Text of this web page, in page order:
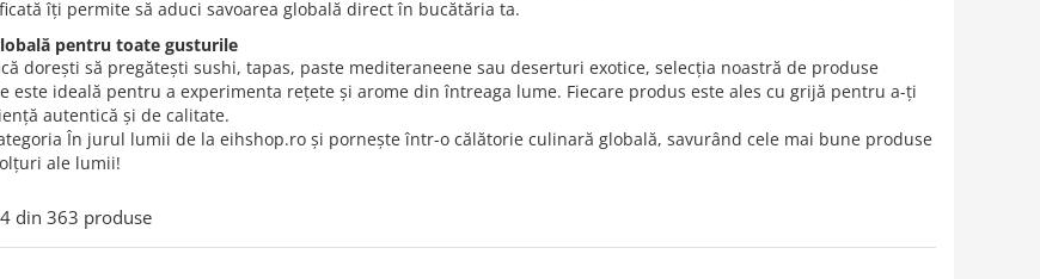
îți permite să aduci savoarea globală direct în bucătăria ta.
pentru toate gusturile
dorești să pregătești sushi, tapas, paste mediteraneene sau deserturi exotice, selecția noastră de produse
este ideală pentru a experimenta rețete și arome din întreaga lume. Fiecare produs este ales cu grijă pentru a-ți
autentică și de calitate.
În jurul lumii de la eihshop.ro și pornește într-o călătorie culinară globală, savurând cele mai bune produse
ale lumii!
din 363 produse